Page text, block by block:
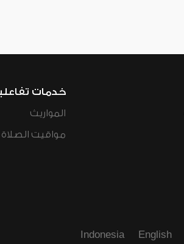
خدمات
المواريث
مواقيت الصلاة
English
Indonesia